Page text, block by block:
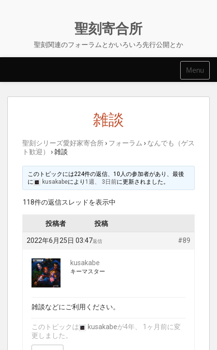
聖刻寄合所
聖刻関連のフォーラムとかいろいろ先行公開とか
Menu
雑談
聖刻シリーズ愛好家寄合所› フォーラム › なんでも（ゲス
ト歓迎）
›雑談
このトピックには224件の返信、10人の参加者があり、最後
に
kusakabeにより 1週、 3日前に更新されました。
118件の返信スレッドを表示中
投稿者 投稿
2022年6月25日 03:47 #89
返信
kusakabe
キーマスター
雑談などにご利用ください。
このトピックは kusakabeが4年、 1ヶ月前に変
更しました。